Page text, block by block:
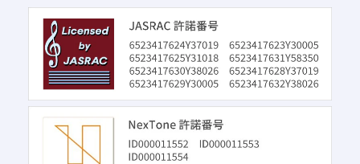
方
法